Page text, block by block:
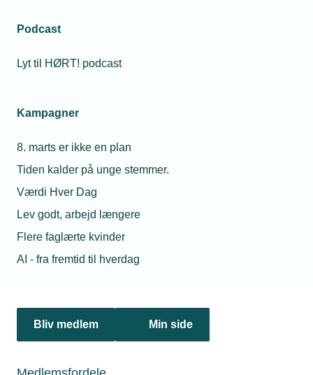
Podcast
Lyt til HØRT! podcast
Kampagner
8. marts er ikke en plan
Tiden kalder på unge stemmer.
Værdi Hver Dag
Lev godt, arbejd længere
Flere faglærte kvinder
AI - fra fremtid til hverdag
Bliv medlem Min side
Politik & analyse
jura@tekniq.dk
tekniq@tekniq.dk